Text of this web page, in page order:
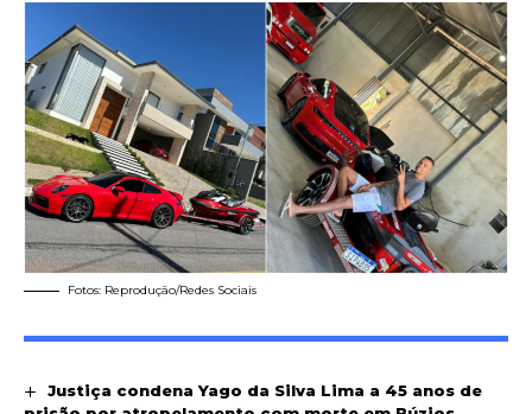
Fotos: Reprodução/Redes Sociais
Justiça condena Yago da Silva Lima a 45 anos de